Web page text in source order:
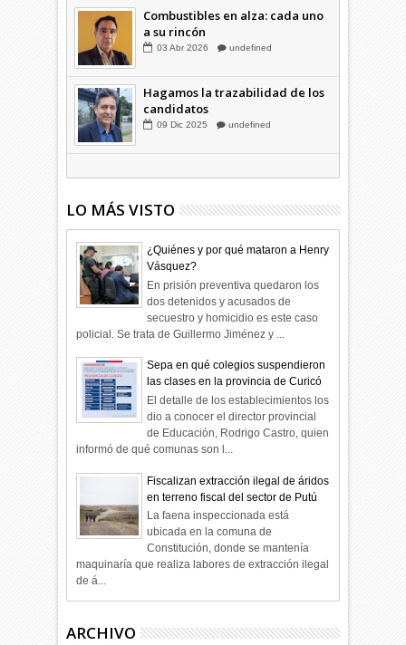
Combustibles en alza: cada uno
a su rincón
Hagamos la trazabilidad de los
candidatos
LO MÁS VISTO
¿Quiénes y por qué mataron a Henry
Vásquez?
En prisión preventiva quedaron los
dos detenidos y acusados de
secuestro y homicidio es este caso
policial. Se trata de Guillermo Jiménez y ...
Sepa en qué colegios suspendieron
las clases en la provincia de Curicó
El detalle de los establecimientos los
dio a conocer el director provincial
de Educación, Rodrigo Castro, quien
informó de qué comunas son l...
Fiscalizan extracción ilegal de áridos
en terreno fiscal del sector de Putú
La faena inspeccionada está
ubicada en la comuna de
Constitución, donde se mantenía
maquinaría que realiza labores de extracción ilegal
de á...
ARCHIVO